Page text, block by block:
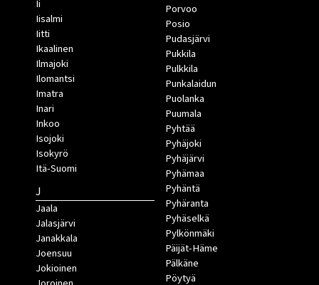
Ii
Iisalmi
Iitti
Ikaalinen
Ilmajoki
Ilomantsi
Imatra
Inari
Inkoo
Isojoki
Isokyrö
Itä-Suomi
J
Jaala
Jalasjärvi
Janakkala
Joensuu
Jokioinen
Porvoo
Posio
Pudasjärvi
Pukkila
Pulkkila
Punkalaidun
Puolanka
Puumala
Pyhtää
Pyhäjoki
Pyhäjärvi
Pyhämaa
Pyhäntä
Pyhäranta
Pyhäselkä
Pylkönmäki
Päijät-Häme
Pälkäne
Pöytyä